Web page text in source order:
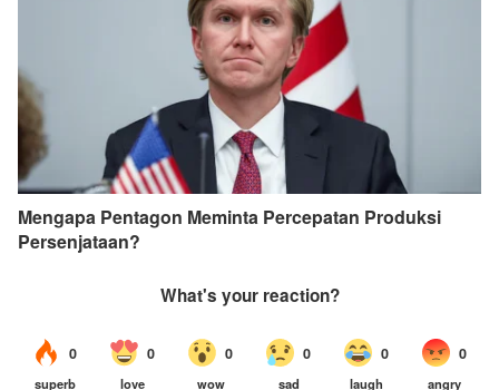
Mengapa Pentagon Meminta Percepatan Produksi
Persenjataan?